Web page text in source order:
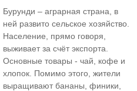
Бурунди – аграрная страна, в
ней развито сельское хозяйство.
Население, прямо говоря,
выживает за счёт экспорта.
Основные товары - чай, кофе и
хлопок. Помимо этого, жители
выращивают бананы, финики,